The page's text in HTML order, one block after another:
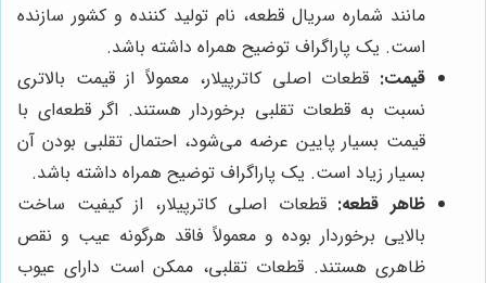
مانند شماره سریال قطعه، نام تولید کننده و کشور سازنده
است. یک پاراگراف توضیح همراه داشته باشد.
قیمت: قطعات اصلی کاترپیلار، معمولاً از قیمت بالاتری
نسبت به قطعات تقلبی برخوردار هستند. اگر قطعه‌ای با
قیمت بسیار پایین عرضه می‌شود، احتمال تقلبی بودن آن
بسیار زیاد است. یک پاراگراف توضیح همراه داشته باشد.
ظاهر قطعه: قطعات اصلی کاترپیلار، از کیفیت ساخت
بالایی برخوردار بوده و معمولاً فاقد هرگونه عیب و نقص
ظاهری هستند. قطعات تقلبی، ممکن است دارای عیوب